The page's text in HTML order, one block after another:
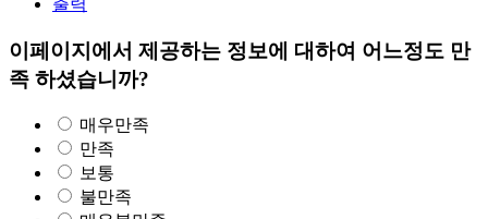
이페이지에서 제공하는 정보에 대하여 어느정도 만
족 하셨습니까?
매우만족
만족
보통
불만족